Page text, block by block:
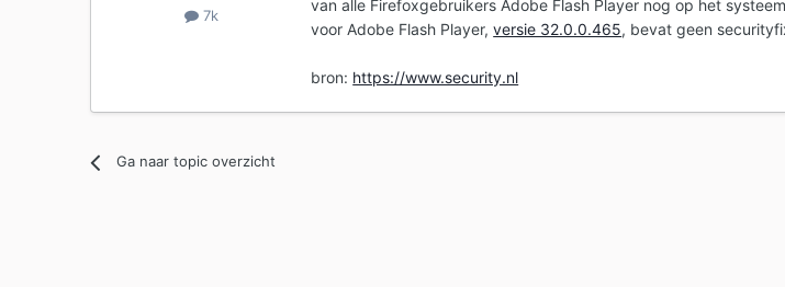
7k
van alle Firefoxgebruikers Adobe Flash Player nog op het
voor Adobe Flash Player,versie 32.0.0.465, bevat geen
bron: https://www.security.nl
Ga naar topic overzicht